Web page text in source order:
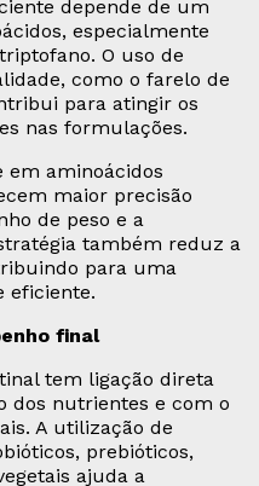
depende de um
especialmente
O uso de
como o farelo de
para atingir os
nas formulações.
em aminoácidos
maior precisão
de peso e a
também reduz a
para uma
eficiente.
final
tem ligação direta
dos nutrientes e com o
A utilização de
prebióticos,
ajuda a